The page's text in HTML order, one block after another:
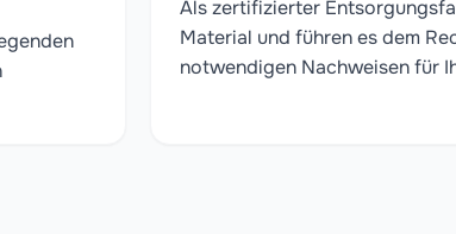
Als zertifizierter
Material und führen es dem
notwendigen Nachweisen für